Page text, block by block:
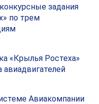
задания
по трем
«Крылья Ростеха»
Авиакомпании